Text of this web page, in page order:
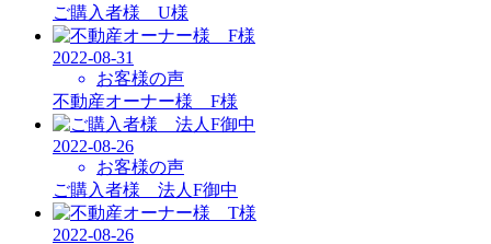
ご購入者様 U様
2022-08-31
お客様の声
不動産オーナー様 F様
2022-08-26
お客様の声
ご購入者様 法人F御中
2022-08-26